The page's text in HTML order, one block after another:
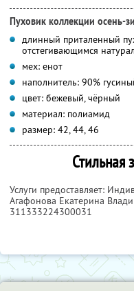
Пуховик коллекции осень-
длинный приталенный
отстегивающимся
мех: енот
наполнитель: 90%
цвет: бежевый, чёрный
материал: полиамид
размер: 42, 44, 46
Стильная
Услуги предоставляет:
Агафонова Екатерина
311333224300031